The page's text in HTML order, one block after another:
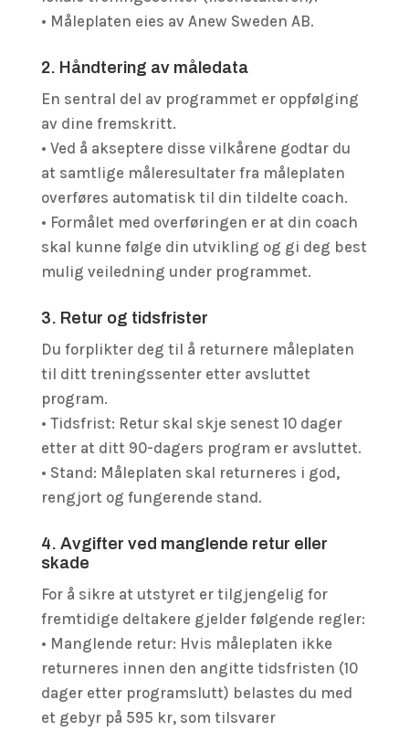
• Måleplaten eies av Anew Sweden AB.
2. Håndtering av måledata
En sentral del av programmet er oppfølging
av dine fremskritt.
• Ved å akseptere disse vilkårene godtar du
at samtlige måleresultater fra måleplaten
overføres automatisk til din tildelte coach.
• Formålet med overføringen er at din coach
skal kunne følge din utvikling og gi deg best
mulig veiledning under programmet.
3. Retur og tidsfrister
Du forplikter deg til å returnere måleplaten
til ditt treningssenter etter avsluttet
program.
• Tidsfrist: Retur skal skje senest 10 dager
etter at ditt 90-dagers program er avsluttet.
• Stand: Måleplaten skal returneres i god,
rengjort og fungerende stand.
4. Avgifter ved manglende retur eller
skade
For å sikre at utstyret er tilgjengelig for
fremtidige deltakere gjelder følgende regler:
• Manglende retur: Hvis måleplaten ikke
returneres innen den angitte tidsfristen (10
dager etter programslutt) belastes du med
et gebyr på 595 kr, som tilsvarer